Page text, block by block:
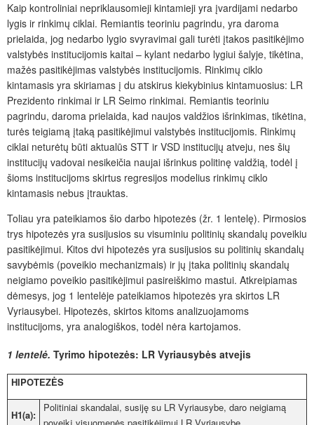
Kaip kontroliniai nepriklausomieji kintamieji yra įvardijami nedarbo
lygis ir rinkimų ciklai. Remiantis teoriniu pagrindu, yra daroma
prielaida, jog nedarbo lygio svyravimai gali turėti įtakos pasitikėjimo
valstybės institucijomis kaitai – kylant nedarbo lygiui šalyje, tikėtina,
mažės pasitikėjimas valstybės institucijomis. Rinkimų ciklo
kintamasis yra skiriamas į du atskirus kiekybinius kintamuosius: LR
Prezidento rinkimai ir LR Seimo rinkimai. Remiantis teoriniu
pagrindu, daroma prielaida, kad naujos valdžios išrinkimas, tikėtina,
turės teigiamą įtaką pasitikėjimui valstybės institucijomis. Rinkimų
ciklai neturėtų būti aktualūs STT ir VSD institucijų atveju, nes šių
institucijų vadovai nesikeičia naujai išrinkus politinę valdžią, todėl į
šioms institucijoms skirtus regresijos modelius rinkimų ciklo
kintamasis nebus įtrauktas.
Toliau yra pateikiamos šio darbo hipotezės (žr. 1 lentelę). Pirmosios
trys hipotezės yra susijusios su visuminiu politinių skandalų poveikiu
pasitikėjimui. Kitos dvi hipotezės yra susijusios su politinių skandalų
savybėmis (poveikio mechanizmais) ir jų įtaka politinių skandalų
neigiamo poveikio pasitikėjimui pasireiškimo mastui. Atkreipiamas
dėmesys, jog 1 lentelėje pateikiamos hipotezės yra skirtos LR
Vyriausybei. Hipotezės, skirtos kitoms analizuojamoms
institucijoms, yra analogiškos, todėl nėra kartojamos.
1 lentelė. Tyrimo hipotezės: LR Vyriausybės atvejis
HIPOTEZĖS
H1(a):
Politiniai skandalai, susiję su LR Vyriausybe, daro neigiamą